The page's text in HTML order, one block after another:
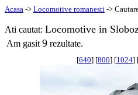
Acasa -> Locomotive romanesti ->
Ati cautat: Locomotive in
Am gasit 9 rezultate.
[640] [800] [1024]